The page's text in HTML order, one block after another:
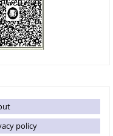
policy